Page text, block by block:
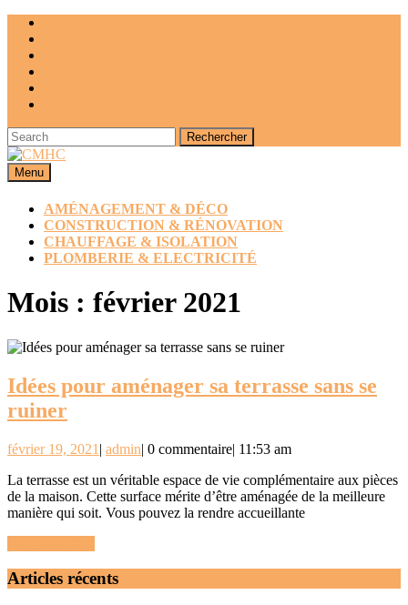
Skip
content
Search
for:
MenuMenu
AMÉNAGEMENT & DÉCO
CONSTRUCTION & RÉNOVATION
CHAUFFAGE & ISOLATION
PLOMBERIE & ELECTRICITÉ
CLOSE
BUTTON
Mois : février 2021
Idées pour aménager sa terrasse sans se
ruiner
aménager
sa
terrasse
sans
se
ruiner
février 19, 2021 février
2021
| adminadmin
| 0 commentaire| 11:53 am
La terrasse est un véritable espace de vie complémentaire aux pièces
de la maison. Cette surface mérite d’être aménagée de la meilleure
manière qui soit. Vous pouvez la rendre accueillante
Articles récents